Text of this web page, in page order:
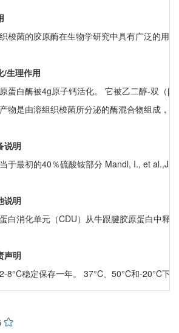
梭菌的胶原酶在生物学研究中具有广泛的用
/生理作用
蛋白酶被4g原子钙活化。 它被乙二醇-双（
物是由溶组织梭菌所分泌的酶混合物组成，
说明
于最初的40％硫酸铵部分 Mandl, I., et
说明
白消化单元（CDU）从牛跟腱胶原蛋白中
声明
8°C稳定保存一年。 37°C、50°C和-20°C